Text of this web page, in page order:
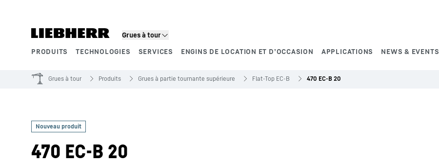
Grues à tour
PRODUITS
TECHNOLOGIES SERVICES ENGINS DE LOCATION ET D’OCCASION APPLICATIONS NEWS & EVENTS
Grues à tour Produits Grues à partie tournante supérieure Flat-Top EC-B 470 EC-B 20
470 EC-B 20